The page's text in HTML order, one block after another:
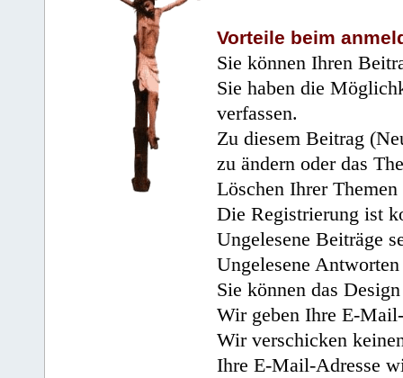
Vorteile beim
Sie können Ihren
Sie haben die
verfassen.
Zu diesem Beitrag
zu ändern oder das
Löschen Ihrer
Die Registrierung ist
Ungelesene Beiträge
Ungelesene
Sie können das
Wir geben Ihre E-
Wir verschicken
Ihre E-Mail-Adresse